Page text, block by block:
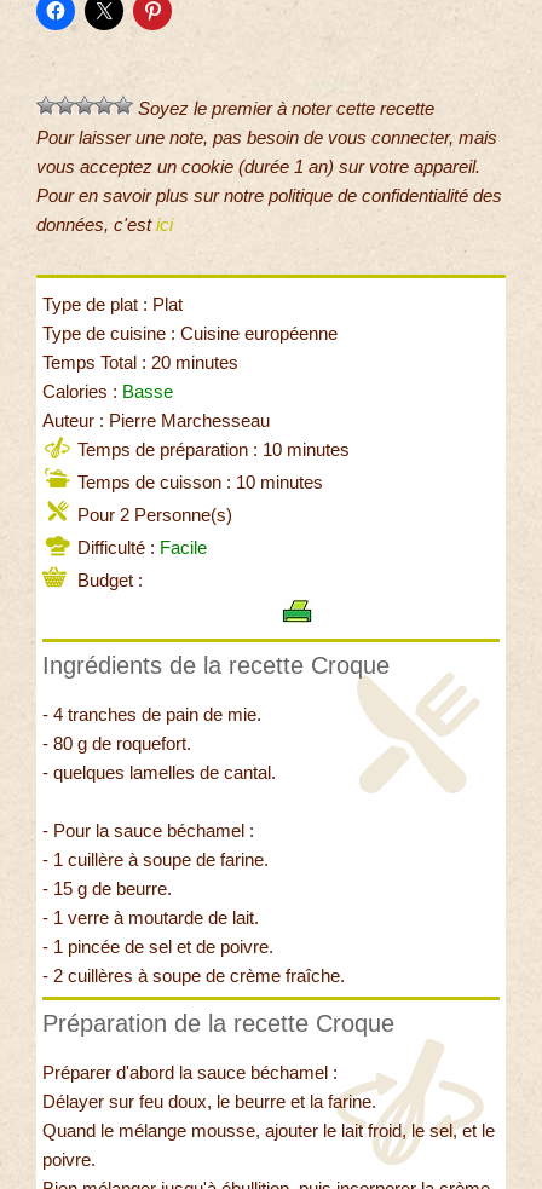
Soyez le premier à noter cette recette
Pour laisser une note, pas besoin de vous connecter, mais
vous acceptez un cookie (durée 1 an) sur votre appareil.
Pour en savoir plus sur notre politique de confidentialité des
données, c'estici
Type de plat : Plat
Type de cuisine : Cuisine européenne
Temps Total : 20 minutes
Calories : Basse
Auteur : Pierre Marchesseau
Temps de préparation : 10 minutes
Temps de cuisson : 10 minutes
Pour 2 Personne(s)
Difficulté : Facile
Budget :
Ingrédients de la recette Croque
- 4 tranches de pain de mie.
- 80 g de roquefort.
- quelques lamelles de cantal.
- Pour la sauce béchamel :
- 1 cuillère à soupe de farine.
- 15 g de beurre.
- 1 verre à moutarde de lait.
- 1 pincée de sel et de poivre.
- 2 cuillères à soupe de crème fraîche.
Préparation de la recette Croque
Préparer d'abord la sauce béchamel :
Délayer sur feu doux, le beurre et la farine.
Quand le mélange mousse, ajouter le lait froid, le sel, et le
poivre.